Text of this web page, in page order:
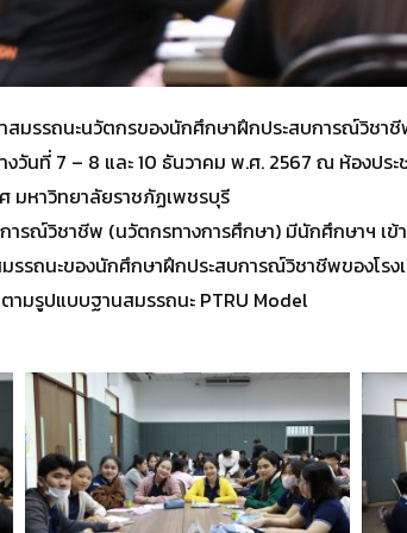
รถนะนวัตกรของนักศึกษาฝึกประสบการณ์วิชาชี
นที่ 7 – 8 และ 10 ธันวาคม พ.ศ. 2567 ณ ห้องปร
มหาวิทยาลัยราชภัฏเพชรบุรี
ณ์วิชาชีพ (นวัตกรทางการศึกษา) มีนักศึกษาฯ เข้
รถนะของนักศึกษาฝึกประสบการณ์วิชาชีพของโร
มรูปแบบฐานสมรรถนะ PTRU Model